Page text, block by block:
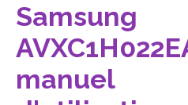
Samsung
manuel